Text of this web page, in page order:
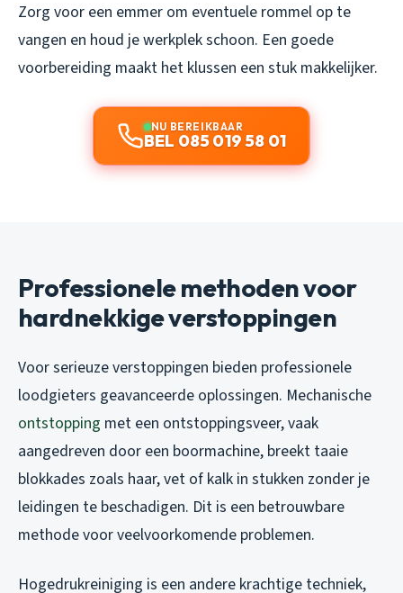
Zorg voor een emmer om eventuele rommel op te
vangen en houd je werkplek schoon. Een goede
voorbereiding maakt het klussen een stuk makkelijker.
NU BEREIKBAAR
BEL 085 019 58 01
Professionele methoden voor
hardnekkige verstoppingen
Voor serieuze verstoppingen bieden professionele
loodgieters geavanceerde oplossingen. Mechanische
ontstopping met een ontstoppingsveer, vaak
aangedreven door een boormachine, breekt taaie
blokkades zoals haar, vet of kalk in stukken zonder je
leidingen te beschadigen. Dit is een betrouwbare
methode voor veelvoorkomende problemen.
Hogedrukreiniging is een andere krachtige techniek,